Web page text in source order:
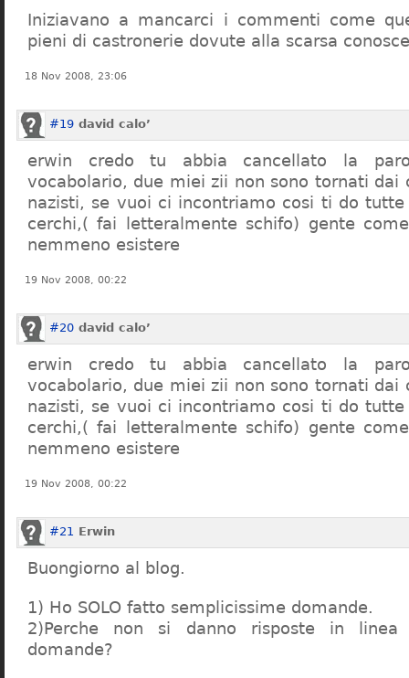
Iniziavano a mancarci i commenti come
pieni di castronerie dovute alla scarsa
18 Nov 2008, 23:06
#19 david calo’
erwin credo tu abbia cancellato la
vocabolario, due miei zii non sono tornati dai
nazisti, se vuoi ci incontriamo cosi ti do tutte
cerchi,( fai letteralmente schifo) gente
nemmeno esistere
19 Nov 2008, 00:22
#20 david calo’
erwin credo tu abbia cancellato la
vocabolario, due miei zii non sono tornati dai
nazisti, se vuoi ci incontriamo cosi ti do tutte
cerchi,( fai letteralmente schifo) gente
nemmeno esistere
19 Nov 2008, 00:22
#21 Erwin
Buongiorno al blog.
1) Ho SOLO fatto semplicissime domande.
2)Perche non si danno risposte in
domande?